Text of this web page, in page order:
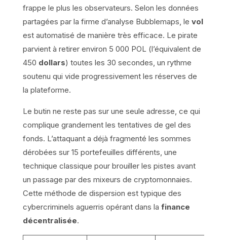
frappe le plus les observateurs. Selon les données
partagées par la firme d’analyse Bubblemaps, le vol
est automatisé de manière très efficace. Le pirate
parvient à retirer environ 5 000 POL (l’équivalent de
450 dollars) toutes les 30 secondes, un rythme
soutenu qui vide progressivement les réserves de
la plateforme.
Le butin ne reste pas sur une seule adresse, ce qui
complique grandement les tentatives de gel des
fonds. L’attaquant a déjà fragmenté les sommes
dérobées sur 15 portefeuilles différents, une
technique classique pour brouiller les pistes avant
un passage par des mixeurs de cryptomonnaies.
Cette méthode de dispersion est typique des
cybercriminels aguerris opérant dans la finance
décentralisée.